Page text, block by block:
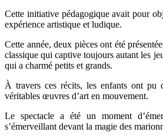
Cette initiative pédagogique avait pour
expérience artistique et ludique.
Cette année, deux pièces ont été
classique qui captive toujours autant les
qui a charmé petits et grands.
À travers ces récits, les enfants ont pu
véritables œuvres d’art en mouvement.
Le spectacle a été un moment
s’émerveillant devant la magie des